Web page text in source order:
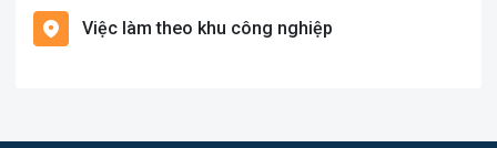
Văn Phòng
Việc làm Cát Hải
Việc làm theo khu công nghiệp